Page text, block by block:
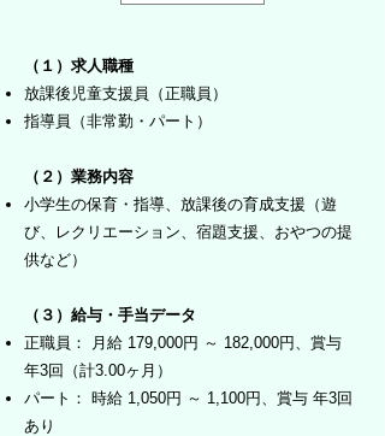
（１）求人職種
放課後児童支援員（正職員）
指導員（非常勤・パート）
（２）業務内容
小学生の保育・指導、放課後の育成支援（遊
び、レクリエーション、宿題支援、おやつの提
供など）
（３）給与・手当データ
正職員： 月給 179,000円 ～ 182,000円、賞与
年3回（計3.00ヶ月）
パート： 時給 1,050円 ～ 1,100円、賞与 年3回
あり